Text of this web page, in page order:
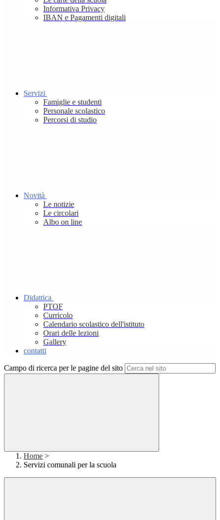
Informativa Privacy
IBAN e Pagamenti digitali
Servizi
Famiglie e studenti
Personale scolastico
Percorsi di studio
Novità
Le notizie
Le circolari
Albo on line
Didattica
PTOF
Curricolo
Calendario scolastico dell'istituto
Orari delle lezioni
Gallery
contatti
Campo di ricerca per le pagine del sito
Home >
Servizi comunali per la scuola